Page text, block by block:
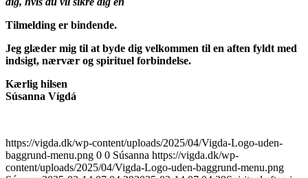
Tilmelding er bindende.
Jeg glæder mig til at byde dig velkommen til en aften fyldt med
indsigt, nærvær og spirituel forbindelse.
Kærlig hilsen
Súsanna Vígdá
https://vigda.dk/wp-content/uploads/2025/04/Vigda-Logo-uden-
baggrund-menu.png 0 0 Súsanna https://vigda.dk/wp-
content/uploads/2025/04/Vigda-Logo-uden-baggrund-menu.png